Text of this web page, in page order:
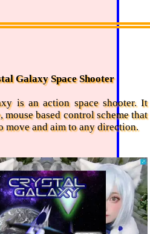
Galaxy Space Shooter
is an action space shooter. It
mouse based control scheme that
move and aim to any direction.